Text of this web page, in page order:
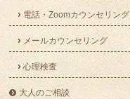
電話・Zoomカウンセリング
メールカウンセリング
心理検査
大人のご相談